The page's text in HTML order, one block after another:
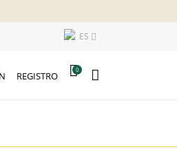
ES 
REGISTRO
0